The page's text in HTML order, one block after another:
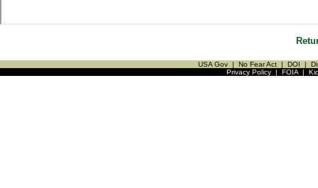
USA Gov | No Fear Act | DOI |
Privacy Policy| FOIA|